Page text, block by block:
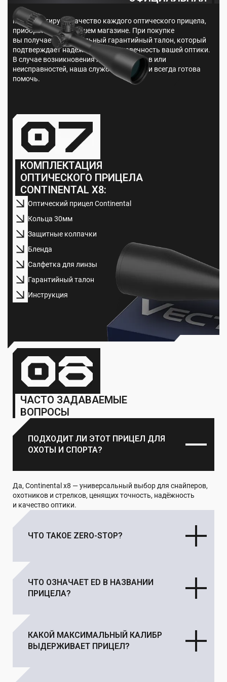
Мы гарантируем качество каждого оптического прицела,
приобретённого в нашем магазине. При покупке
вы получаете официальный гарантийный талон, который
подтверждает надежность и долговечность вашей оптики.
В случае возникновения любых вопросов или
неисправностей, наша служба поддержки всегда готова
помочь.
КОМПЛЕКТАЦИЯ
ОПТИЧЕСКОГО ПРИЦЕЛА
CONTINENTAL X8:
Оптический прицел Continental
Кольца 30мм
Защитные колпачки
Бленда
Салфетка для линзы
Гарантийный талон
Инструкция
ЧАСТО ЗАДАВАЕМЫЕ
ВОПРОСЫ
ПОДХОДИТ ЛИ ЭТОТ ПРИЦЕЛ ДЛЯ
ОХОТЫ И СПОРТА?
Да, Continental x8 — универсальный выбор для снайперов,
охотников и стрелков, ценящих точность, надёжность
и качество оптики.
ЧТО ТАКОЕ ZERO-STOP?
Благодаря Zero-Stop вы можете сделать поправки
на дальнюю цель, а затем одним движением вернуть
барабанчик поправок точно в исходное положение,
ЧТО ОЗНАЧАЕТ ED В НАЗВАНИИ
ПРИЦЕЛА?
ED — Extra-low Dispersion. Линзы из сверхнизкодисперсного
стекла минимизируют хроматические аберрации,
обеспечивая кристально чёткое изображение и отличную
КАКОЙ МАКСИМАЛЬНЫЙ КАЛИБР
ВЫДЕРЖИВАЕТ ПРИЦЕЛ?